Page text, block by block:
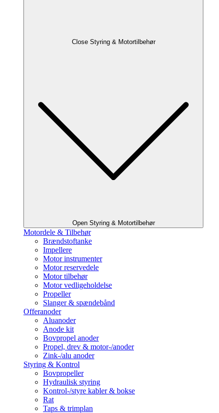
Close Styring & Motortilbehør
Open Styring & Motortilbehør
Motordele & Tilbehør
Brændstoftanke
Impellere
Motor instrumenter
Motor reservedele
Motor tilbehør
Motor vedligeholdelse
Propeller
Slanger & spændebånd
Offeranoder
Aluanoder
Anode kit
Bovpropel anoder
Propel, drev & motor-/anoder
Zink-/alu anoder
Styring & Kontrol
Bovpropeller
Hydraulisk styring
Kontrol-/styre kabler & bokse
Rat
Taps & trimplan